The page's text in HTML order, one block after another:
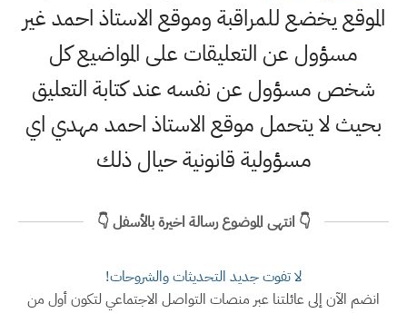
الموقع يخضع للمراقبة وموقع الاستاذ احمد غير
مسؤول عن التعليقات على المواضيع كل
شخص مسؤول عن نفسه عند كتابة التعليق
بحيث لا يتحمل موقع الاستاذ احمد مهدي اي
مسؤولية قانونية حيال ذلك
👇 انتهى الموضوع رسالة اخيرة بالأسفل 👇
لا تفوت جديد التحديثات والشروحات!
انضم الآن إلى عائلتنا عبر منصات التواصل الاجتماعي لتكون أول من